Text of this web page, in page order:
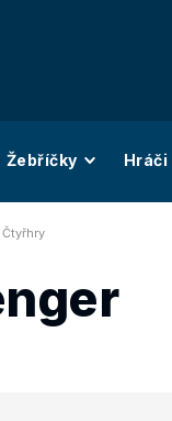
Žebříčky Hráči